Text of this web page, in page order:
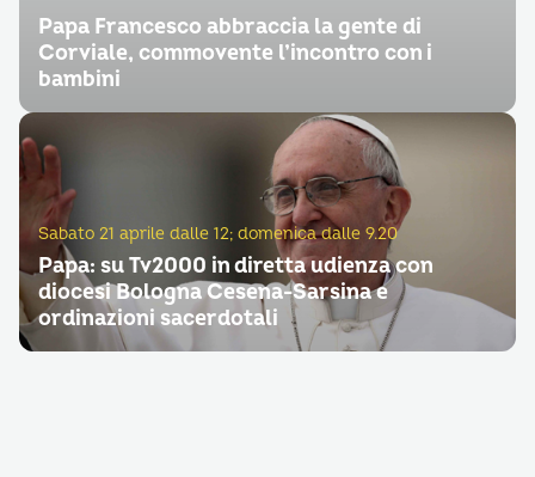
Papa Francesco abbraccia la gente di
Corviale, commovente l’incontro con i
bambini
Sabato 21 aprile dalle 12; domenica dalle 9.20
Papa: su Tv2000 in diretta udienza con
diocesi Bologna Cesena-Sarsina e
ordinazioni sacerdotali